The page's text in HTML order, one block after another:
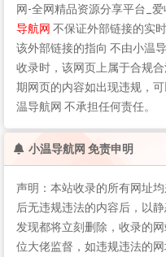
网-全网精品资源分享平台_
导航网 不保证外部链接的实
该外部链接的指向 不由小温
收录时，该网页上属于合规
期网页的内容如出现违规，
温导航网 不承担任何责任。
小温导航网 免责申明
声明：本站收录的所有网址
后无违规违法的内容后，以
发现都将立刻删除，收录的
位大佬监督，如违规违法的